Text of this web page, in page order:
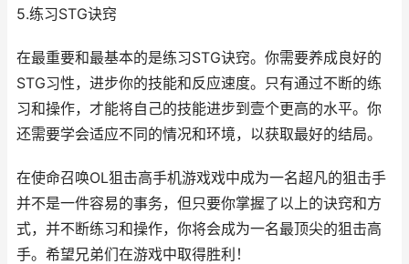
5.练习STG诀窍
在最重要和最基本的是练习STG诀窍。你需要养成良好的
STG习性，进步你的技能和反应速度。只有通过不断的练
习和操作，才能将自己的技能进步到壹个更高的水平。你
还需要学会适应不同的情况和环境，以获取最好的结局。
在使命召唤OL狙击高手机游戏戏中成为一名超凡的狙击手
并不是一件容易的事务，但只要你掌握了以上的诀窍和方
式，并不断练习和操作，你将会成为一名最顶尖的狙击高
手。希望兄弟们在游戏中取得胜利！